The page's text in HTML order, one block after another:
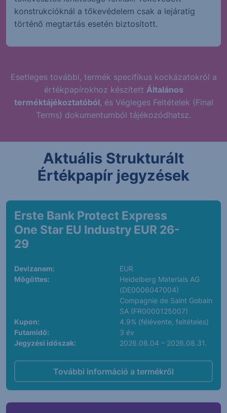
konstrukcióknál a tőkevédelem csak a lejáratig
történő megtartás esetén biztosított.
Esetleges további, termék specifikus kockázatokról a
értékpapírokhoz készített Általános
terméktájékoztatóból, és Végleges Feltételek (Final
Terms) dokumentumból tájékozódhatsz.
Aktuális Strukturált
Értékpapír jegyzések
Erste Bank Protect Express
One Star EU Industry EUR 26-
29
Devizanem:
EUR
Mögöttes:
Heidelberg Materials AG
(DE0006047004)
Compagnie de Saint Gobain
SA (FR0000125007)
Kupon:
4.9% (félévente, feltételes)
Futamidő:
3 év
Jegyzési időszak:
2026.08.04 – 2026.08.31.
További információ a termékről